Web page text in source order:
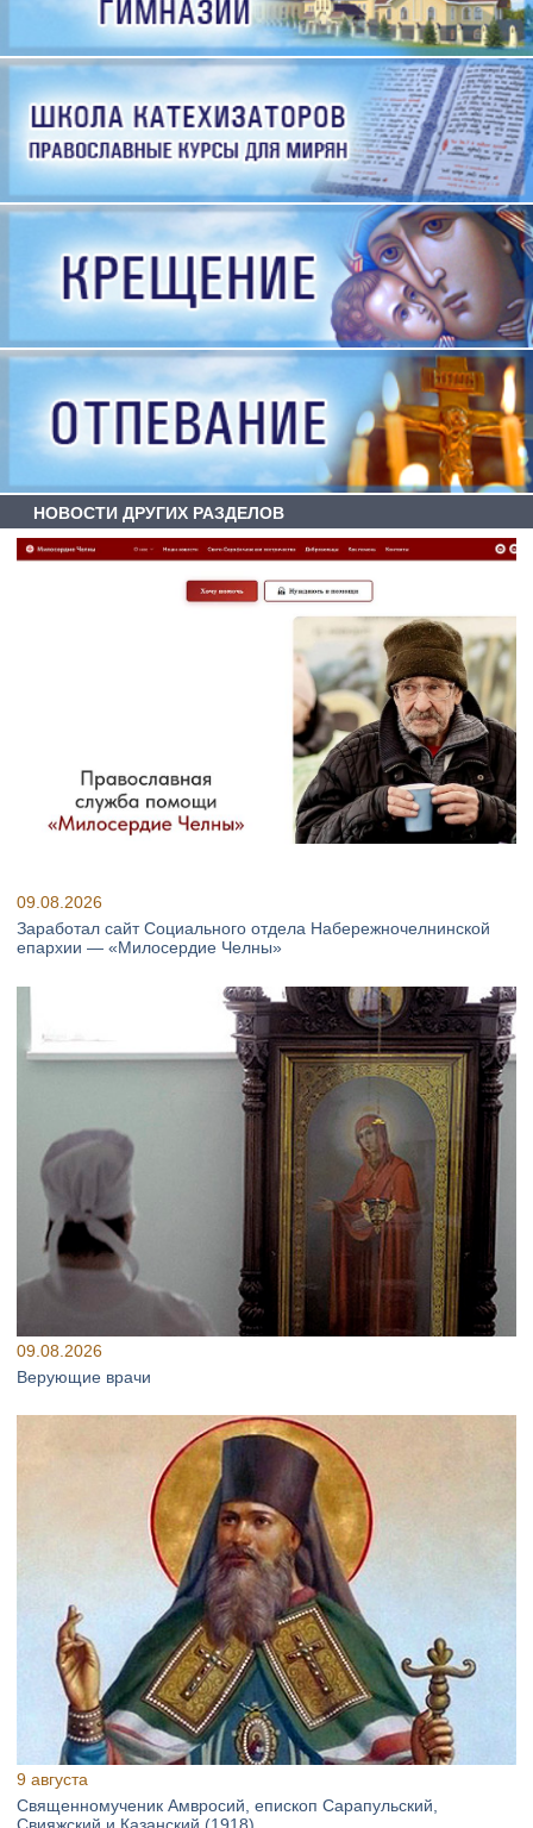
НОВОСТИ ДРУГИХ РАЗДЕЛОВ
09.08.2026
Заработал сайт Социального отдела Набережночелнинской
епархии — «Милосердие Челны»
09.08.2026
Верующие врачи
9 августа
Священномученик Амвросий, епископ Сарапульский,